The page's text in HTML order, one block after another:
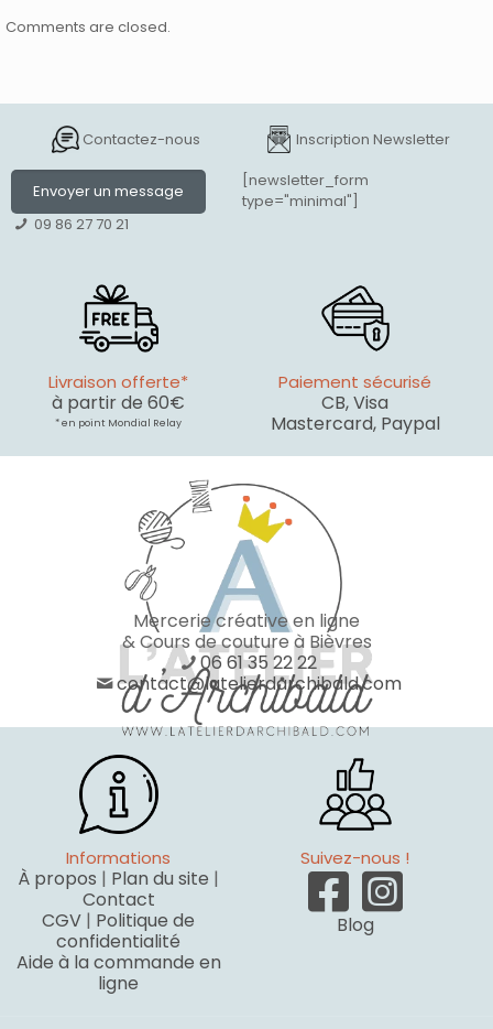
Comments are closed.
Contactez-nous
Envoyer un message
09 86 27 70 21
Inscription Newsletter
[newsletter_form
type="minimal"]
Livraison offerte*
à partir de 60€
* en point Mondial Relay
Paiement sécurisé
CB, Visa
Mastercard, Paypal
Mercerie créative en ligne
& Cours de couture à Bièvres
06 61 35 22 22
contact@latelierdarchibald.com
Informations
À propos | Plan du site |
Contact
CGV | Politique de
confidentialité
Aide à la commande en
ligne
Suivez-nous !
Blog